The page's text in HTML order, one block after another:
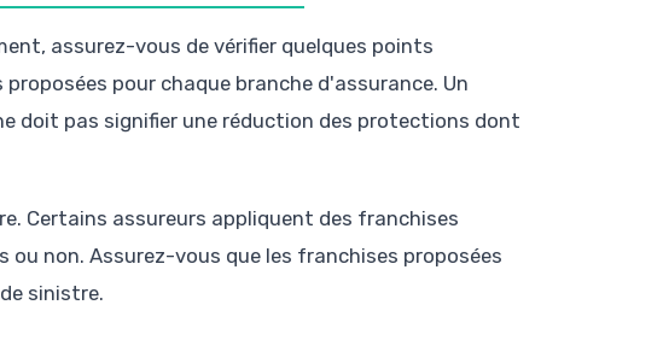
assurez-vous de vérifier quelques points
pour chaque branche d'assurance. Un
doit pas signifier une réduction des protections dont
Certains assureurs appliquent des franchises
non. Assurez-vous que les franchises proposées
sinistre.